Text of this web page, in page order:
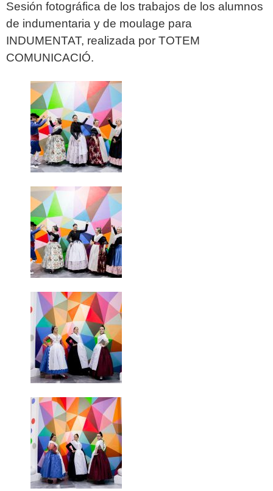
Sesión fotográfica de los trabajos de los alumnos
de indumentaria y de moulage para
INDUMENTAT, realizada por TOTEM
COMUNICACIÓ.